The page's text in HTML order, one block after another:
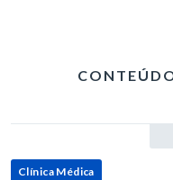
Clínica Médica